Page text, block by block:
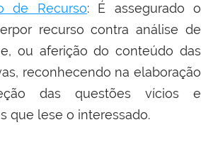
de Recurso: É assegurado o
recurso contra análise de
ou aferição do conteúdo das
reconhecendo na elaboração
das questões vícios e
que lese o interessado.